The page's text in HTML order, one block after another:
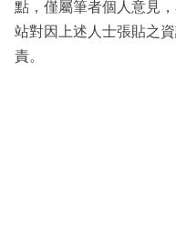
點，僅屬筆者個人意見
站對因上述人士張貼之
責。